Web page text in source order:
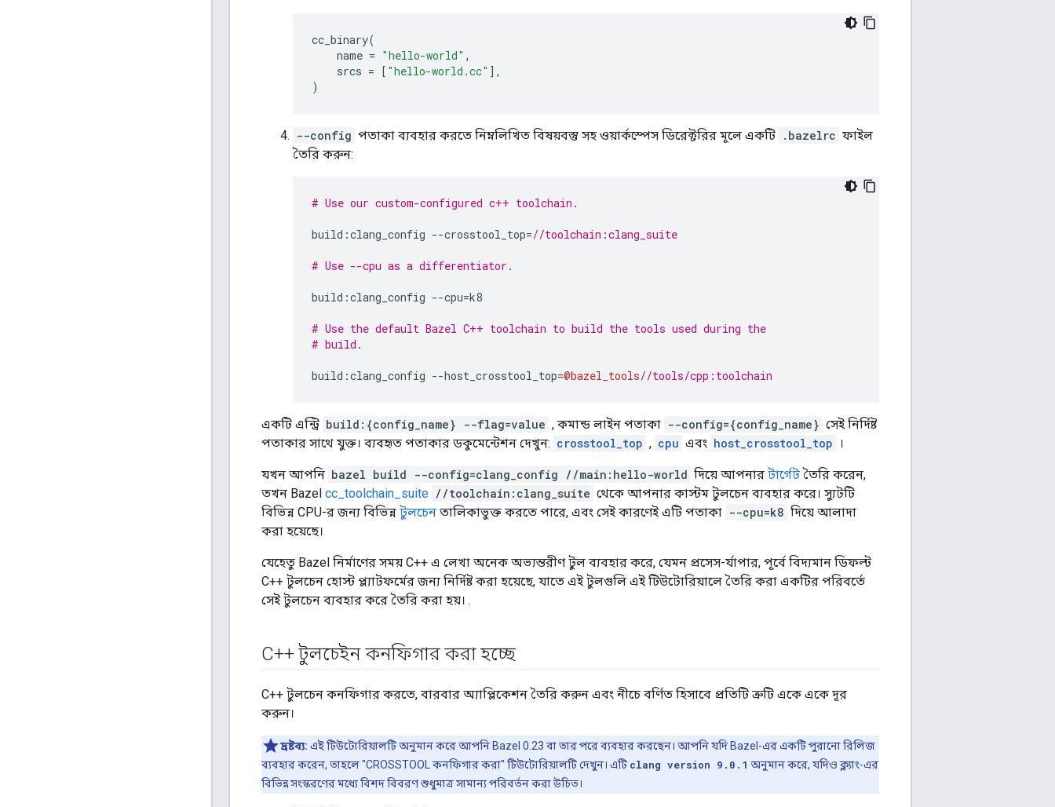
cc_binary(
name = "hello-world" ,
srcs = [ "hello-world.cc" ],
)
--config পতাকা ব্যবহার করতে নিম্নলিখিত বিষয়বস্তু সহ ওয়ার্কস্পেস ডিরেক্টরির মূলে একটি .bazelrc ফাইল
তৈরি করুন:
# Use our custom-configured c++ toolchain.
build :clang_config --crosstool_top=//toolchain:clang_suite
# Use --cpu as a differentiator.
build :clang_config --cpu=k8
# Use the default Bazel C++ toolchain to build the tools used during the
# build.
build :clang_config --host_crosstool_top=@bazel_tools//tools/cpp:toolchain
একটি এন্ট্রি build:{config_name} --flag=value , কমান্ড লাইন পতাকা --config={config_name} সেই নির্দিষ্ট
পতাকার সাথে যুক্ত। ব্যবহৃত পতাকার ডকুমেন্টেশন দেখুন: crosstool_top , cpu এবং host_crosstool_top ।
যখন আপনি bazel build --config=clang_config //main:hello-world দিয়ে আপনার টার্গেট তৈরি করেন,
তখন Bazel cc_toolchain_suite //toolchain:clang_suite থেকে আপনার কাস্টম টুলচেন ব্যবহার করে। স্যুটটি
বিভিন্ন CPU-র জন্য বিভিন্ন টুলচেন তালিকাভুক্ত করতে পারে, এবং সেই কারণেই এটি পতাকা --cpu=k8 দিয়ে আলাদা
করা হয়েছে।
যেহেতু Bazel নির্মাণের সময় C++ এ লেখা অনেক অভ্যন্তরীণ টুল ব্যবহার করে, যেমন প্রসেস-র্যাপার, পূর্বে বিদ্যমান ডিফল্ট
C++ টুলচেন হোস্ট প্ল্যাটফর্মের জন্য নির্দিষ্ট করা হয়েছে, যাতে এই টুলগুলি এই টিউটোরিয়ালে তৈরি করা একটির পরিবর্তে
সেই টুলচেন ব্যবহার করে তৈরি করা হয়। .
C++ টুলচেইন কনফিগার করা হচ্ছে
C++ টুলচেন কনফিগার করতে, বারবার অ্যাপ্লিকেশন তৈরি করুন এবং নীচে বর্ণিত হিসাবে প্রতিটি ত্রুটি একে একে দূর
করুন।
দ্রষ্টব্য: এই টিউটোরিয়ালটি অনুমান করে আপনি Bazel 0.23 বা তার পরে ব্যবহার করছেন। আপনি যদি Bazel-এর একটি পুরানো রিলিজ
ব্যবহার করেন, তাহলে "CROSSTOOL কনফিগার করা" টিউটোরিয়ালটি দেখুন। এটি clang version 9.0.1 অনুমান করে, যদিও ক্ল্যাং-এর
বিভিন্ন সংস্করণের মধ্যে বিশদ বিবরণ শুধুমাত্র সামান্য পরিবর্তন করা উচিত।